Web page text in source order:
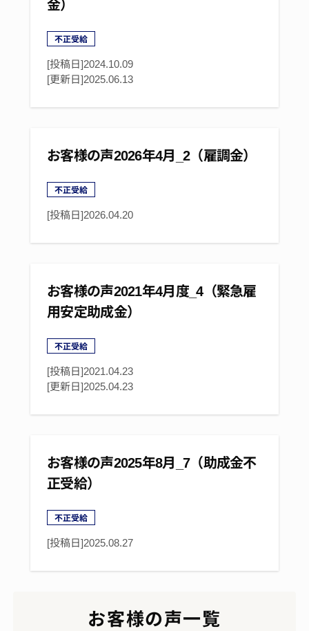
不正受給
[投稿日]2024.10.09
[更新日]2025.06.13
お客様の声2026年4月_2（雇調金）
不正受給
[投稿日]2026.04.20
お客様の声2021年4月度_4（緊急雇
用安定助成金）
不正受給
[投稿日]2021.04.23
[更新日]2025.04.23
お客様の声2025年8月_7（助成金不
正受給）
不正受給
[投稿日]2025.08.27
お客様の声一覧